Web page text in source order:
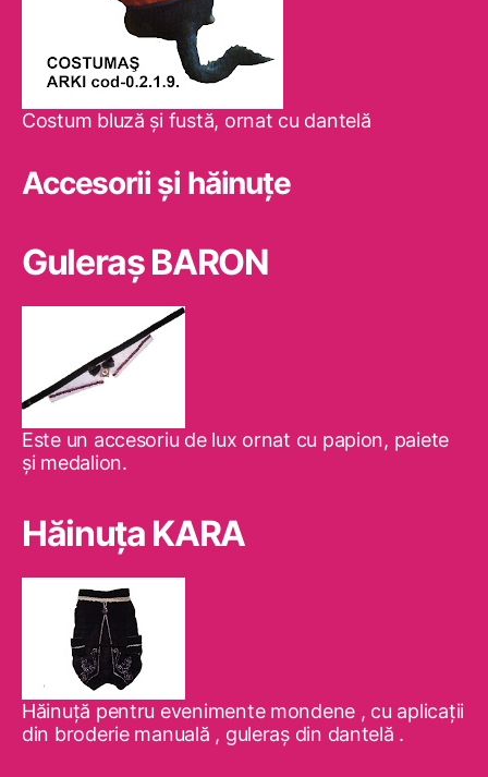
Costum bluză şi fustă, ornat cu dantelă
Accesorii și hăinuțe
Guleraş BARON
Este un accesoriu de lux ornat cu papion, paiete
şi medalion.
Hăinuţa KARA
Hăinuţă pentru evenimente mondene , cu aplicaţii
din broderie manuală , guleraş din dantelă .